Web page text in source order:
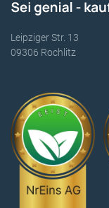
Leipziger Str. 13
09306 Rochlitz